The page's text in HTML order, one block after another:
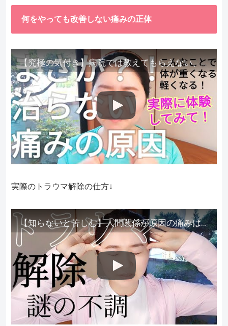
何をやっても改善しない痛みの正体
【究極の気付き】病院では教えてもらえない、その長年悩んできた痛み、症状、どうして治らないのか？痛みの正体、実際に今すぐ試して知ってほしい。
実際のトラウマ解除の仕方↓
【知らないと苦しむ】人間関係が原因の痛みはトラウマ解除が必須。病院に行っても原因不明で治らない不調はこれをしてからケアしてみてください。